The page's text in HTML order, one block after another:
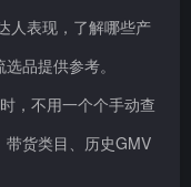
人表现，了解哪些产
品提供参考。
，不用一个个手动查
货类目、历史GMV